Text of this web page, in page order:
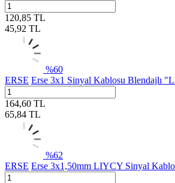
120,85 TL
45,92 TL
%60
ERSE Erse 3x1 Sinyal Kablosu Blendajlı
164,60 TL
65,84 TL
%62
ERSE Erse 3x1,50mm LIYCY Sinyal